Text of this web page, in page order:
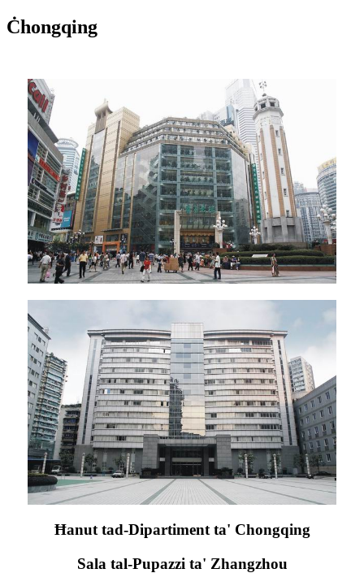
Ċhongqing
Ħanut tad-Dipartiment ta' Chongqing
Sala tal-Pupazzi ta' Zhangzhou